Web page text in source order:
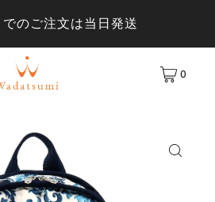
のご注文は当日発送
0